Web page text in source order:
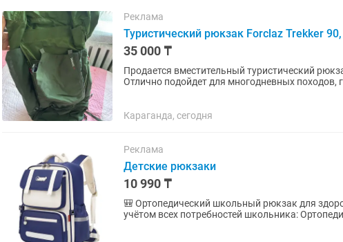
Реклама
Туристический рюкзак Forclaz Trekker
35 000 ₸
Продается вместительный туристический
Отлично подойдет для многодневных походов,
Караганда, сегодня
Реклама
Детские рюкзаки
10 990 ₸
🎒 Ортопедический школьный рюкзак для здоровья
учётом всех потребностей школьника: Ортопедическая спинка и регулируемая нагрудная